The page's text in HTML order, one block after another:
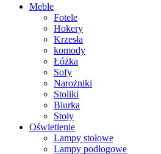
Meble
Fotele
Hokery
Krzesła
komody
Łóżka
Sofy
Narożniki
Stoliki
Biurka
Stoły
Oświetlenie
Lampy stołowe
Lampy podłogowe